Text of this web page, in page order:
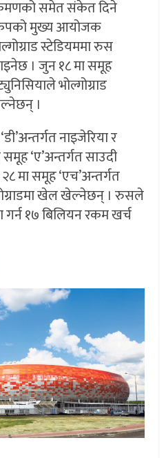
समेत संकेत दिने
मुख्य आयोजक
स्टेडियममा रुस
। जुन १८ मा समूह
भोल्गोग्राड
।
नाइजेरिया र
‘ए’अन्तर्गत साउदी
मा समूह ‘एच’अन्तर्गत
खेल खेल्नेछन् । रुसले
गर्न १७ बिलियन रकम खर्च